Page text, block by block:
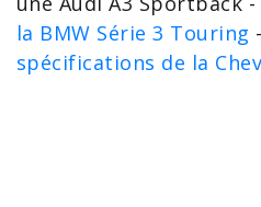
la BMW Série 3 Touring -
spécifications de la